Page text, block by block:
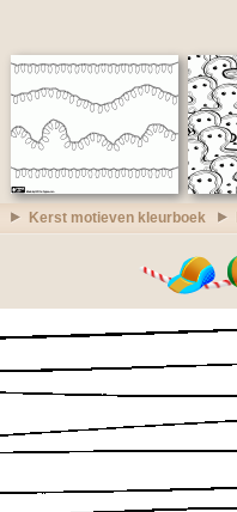
Kerst motieven kleurboek